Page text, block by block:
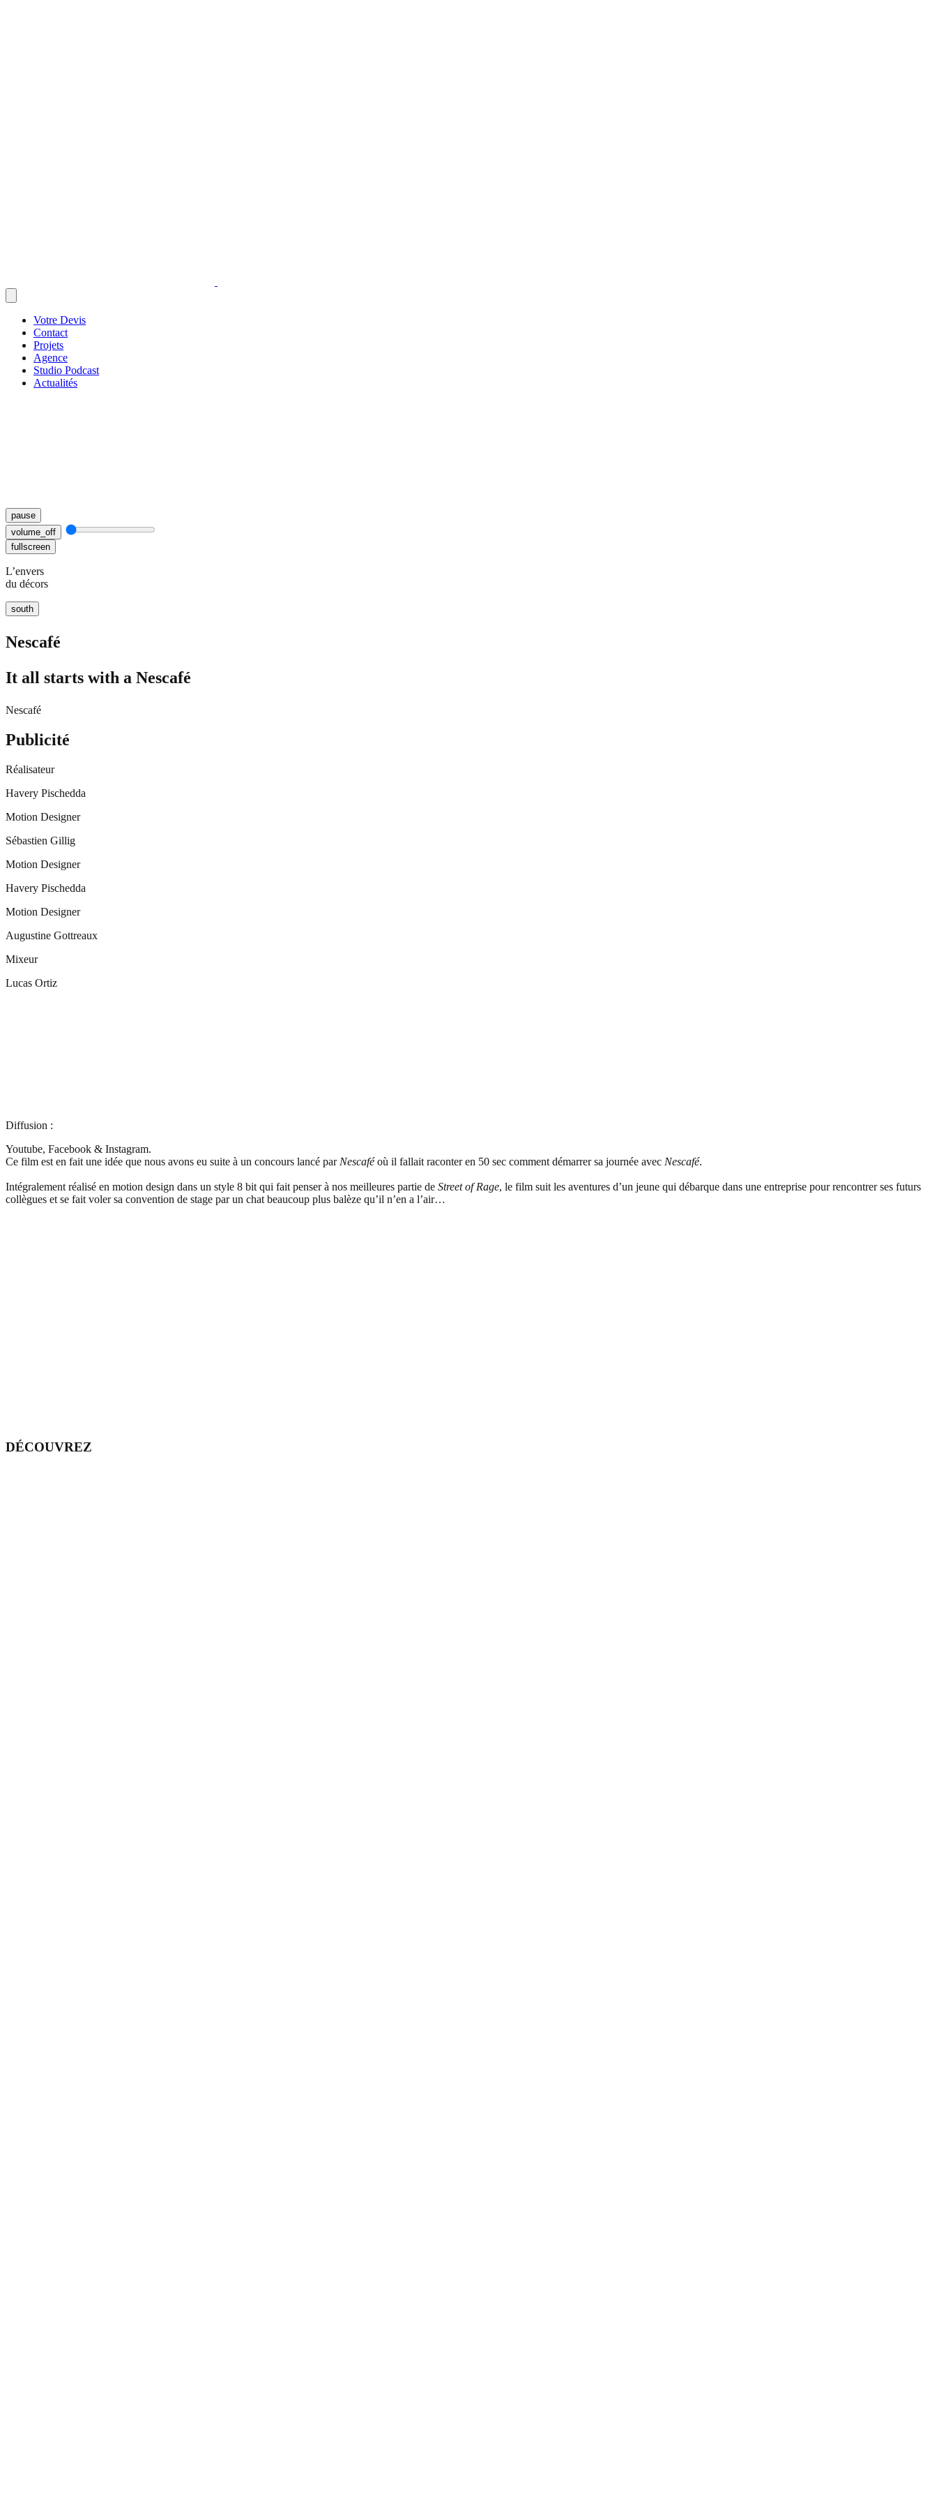
Votre Devis
Contact
Projets
Agence
Studio Podcast
Actualités
pause
volume_off
fullscreen
L’envers
du décors
south
Nescafé
It all starts with a Nescafé
Nescafé
Publicité
Réalisateur
Havery Pischedda
Motion Designer
Sébastien Gillig
Motion Designer
Havery Pischedda
Motion Designer
Augustine Gottreaux
Mixeur
Lucas Ortiz
Diffusion :
Youtube, Facebook & Instagram.
Ce film est en fait une idée que nous avons eu suite à un concours lancé par Nescaféoù il fallait raconter en 50 sec comment démarrer sa journée avec Nescafé.
Intégralement réalisé en motion design dans un style 8 bit qui fait penser à nos meilleures partie de Street of Rage, le film suit les aventures d’un jeune qui débarque dans une entreprise pour rencontrer ses futurs
collègues et se fait voler sa convention de stage par un chat beaucoup plus balèze qu’il n’en a l’air…
DÉCOUVREZ